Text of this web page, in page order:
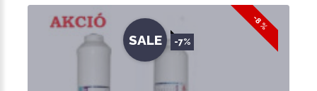
-8 %
SALE -7%